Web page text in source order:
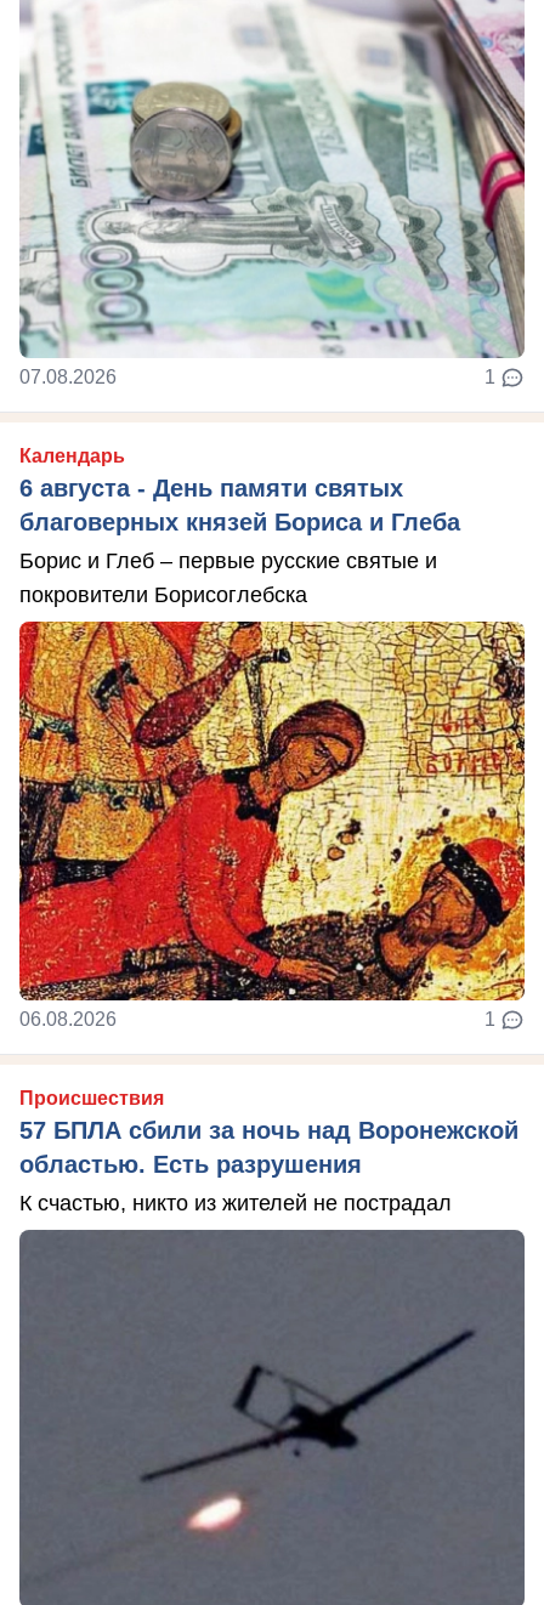
07.08.2026 1
Календарь
6 августа - День памяти святых
благоверных князей Бориса и Глеба
Борис и Глеб – первые русские святые и
покровители Борисоглебска
06.08.2026 1
Происшествия
57 БПЛА сбили за ночь над Воронежской
областью. Есть разрушения
К счастью, никто из жителей не пострадал